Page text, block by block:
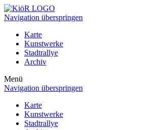
Navigation überspringen
Karte
Kunstwerke
Stadtrallye
Archiv
Menü
Navigation überspringen
Karte
Kunstwerke
Stadtrallye